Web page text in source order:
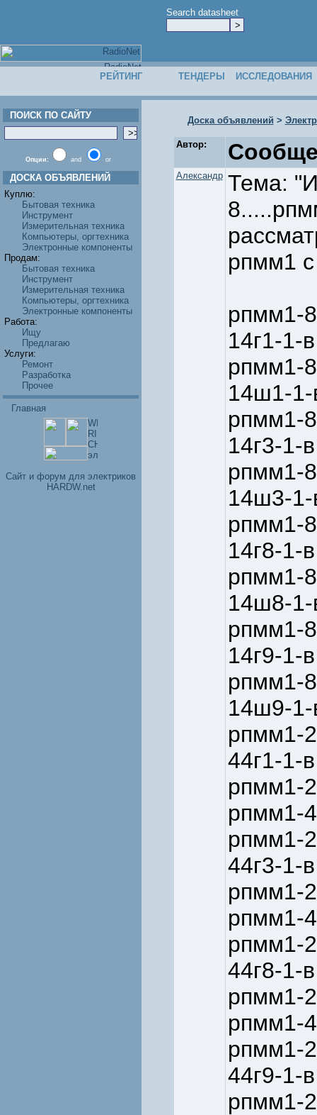
Search datasheet
РЕЙТИНГ ТЕНДЕРЫ ИССЛЕДОВАНИЯ
ПОИСК ПО САЙТУ
Опции: and or
ДОСКА ОБЪЯВЛЕНИЙ
Куплю:
Бытовая техника
Инструмент
Измерительная техника
Компьютеры, оргтехника
Электронные компоненты
Продам:
Бытовая техника
Инструмент
Измерительная техника
Компьютеры, оргтехника
Электронные компоненты
Работа:
Ищу
Предлагаю
Услуги:
Ремонт
Разработка
Прочее
Главная
Cайт и форум для электриков
HARDW.net
Доска объявлений >
Автор:
Александр Тема:
рпмм1
рпмм1-
14г1-1-
рпмм1-
14ш1-
рпмм1-
14г3-1-
рпмм1-
14ш3-
рпмм1-
14г8-1-
рпмм1-
14ш8-
рпмм1-
14г9-1-
рпмм1-
14ш9-
рпмм1-
44г1-1-
рпмм1-
рпмм1-
рпмм1-
44г3-1-
рпмм1-
рпмм1-
рпмм1-
44г8-1-
рпмм1-
рпмм1-
рпмм1-
44г9-1-
рпмм1-